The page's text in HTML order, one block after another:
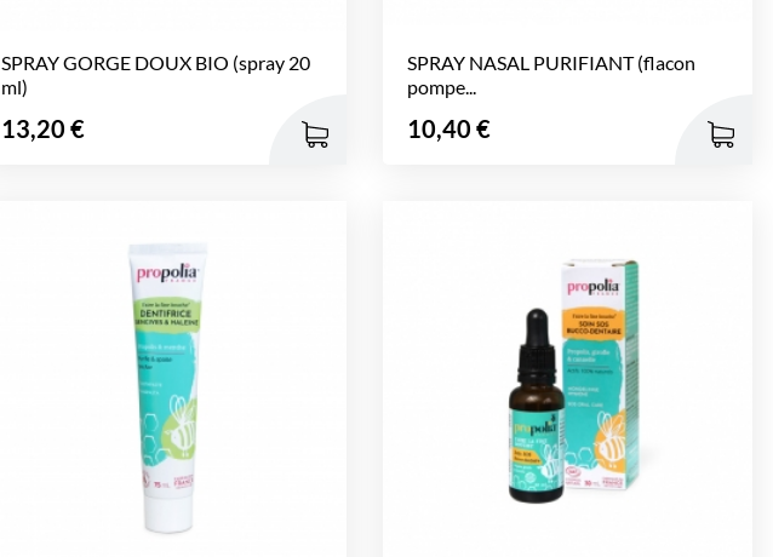
SPRAY GORGE DOUX BIO (spray 20
ml)
Prix
13,20 €
SPRAY NASAL PURIFIANT (flacon
pompe...
Prix
10,40 €